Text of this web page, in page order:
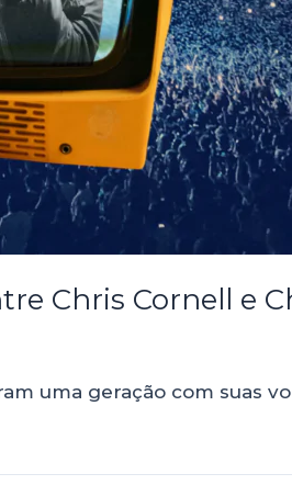
Chris Cornell e
uma geração com suas